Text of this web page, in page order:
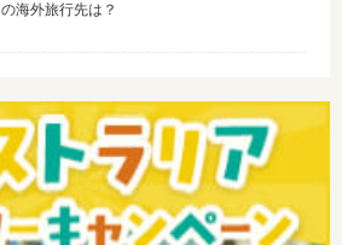
の海外旅行先は？